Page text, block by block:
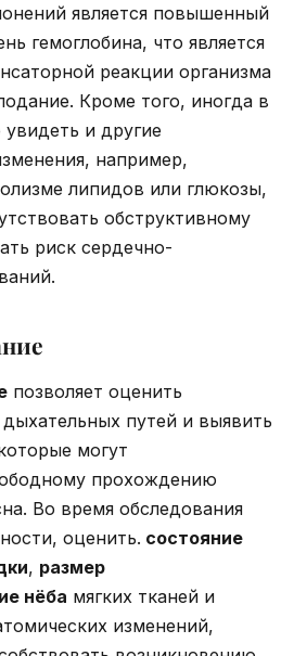
является повышенный
гемоглобина, что является
реакции организма
Кроме того, иногда в
и другие
например,
липидов или глюкозы,
обструктивному
риск сердечно-
позволяет оценить
путей и выявить
могут
прохождению
Во время обследования
оценить. состояние
, размер
нёба мягких тканей и
изменений,